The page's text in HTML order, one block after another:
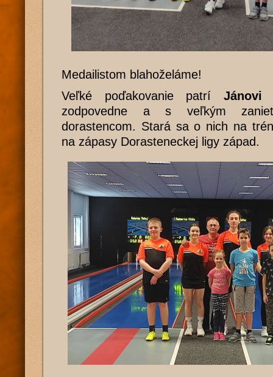
Medailistom blahoželáme!
Veľké poďakovanie patrí Jánovi
zodpovedne a s veľkým
dorastencom. Stará sa o nich na
na zápasy Dorasteneckej ligy západ.